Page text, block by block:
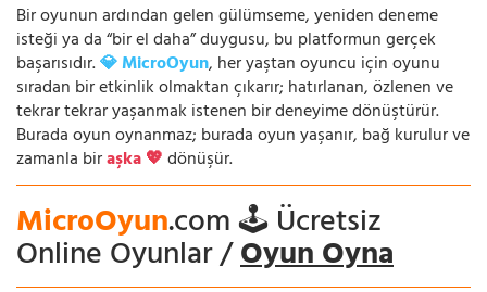
Bir oyunun ardından gelen gülümseme, yeniden deneme
isteği ya da “bir el daha” duygusu, bu platformun gerçek
başarısıdır.💎 MicroOyun, her yaştan oyuncu için oyunu
sıradan bir etkinlik olmaktan çıkarır; hatırlanan, özlenen ve
tekrar tekrar yaşanmak istenen bir deneyime dönüştürür.
Burada oyun oynanmaz; burada oyun yaşanır, bağ kurulur ve
zamanla biraşka 💖dönüşür.
MicroOyun.com 🕹️ Ücretsiz
Online Oyunlar /Oyun Oyna